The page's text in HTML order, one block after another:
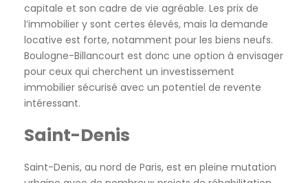
capitale et son cadre de vie agréable. Les prix de
l’immobilier y sont certes élevés, mais la demande
locative est forte, notamment pour les biens neufs.
Boulogne-Billancourt est donc une option à envisager
pour ceux qui cherchent un investissement
immobilier sécurisé avec un potentiel de revente
intéressant.
Saint-Denis
Saint-Denis, au nord de Paris, est en pleine mutation